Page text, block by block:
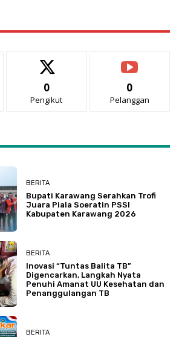
0
Pengikut
0
Pelanggan
BERITA
Bupati Karawang Serahkan Trofi
Juara Piala Soeratin PSSI
Kabupaten Karawang 2026
BERITA
Inovasi “Tuntas Balita TB”
Digencarkan, Langkah Nyata
Penuhi Amanat UU Kesehatan dan
Penanggulangan TB
BERITA